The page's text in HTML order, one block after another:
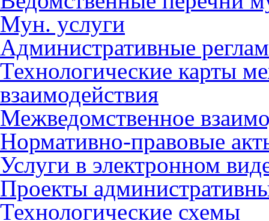
Мун. услуги
Административные
Технологические карты
взаимодействия
Межведомственное
Нормативно-правовые
Услуги в электронном
Проекты
Технологические схемы